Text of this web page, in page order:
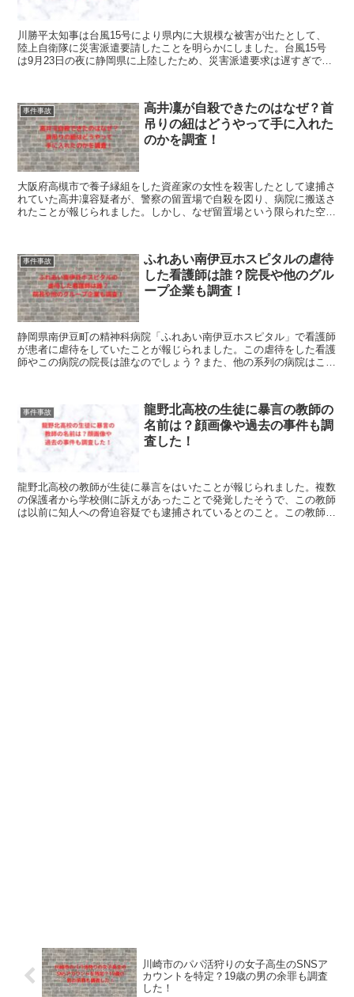
川勝平太知事は台風15号により県内に大規模な被害が出たとして、
陸上自衛隊に災害派遣要請したことを明らかにしました。台風15号
は9月23日の夜に静岡県に上陸したため、災害派遣要求は遅すぎでは
事件事故
高井凜が自殺できたのはなぜ？首
吊りの紐はどうやって手に入れた
のかを調査！
大阪府高槻市で養子縁組をした資産家の女性を殺害したとして逮捕さ
れていた高井凜容疑者が、警察の留置場で自殺を図り、病院に搬送さ
れたことが報じられました。しかし、なぜ留置場という限られた空間
事件事故
ふれあい南伊豆ホスピタルの虐待
した看護師は誰？院長や他のグル
ープ企業も調査！
静岡県南伊豆町の精神科病院「ふれあい南伊豆ホスピタル」で看護師
が患者に虐待をしていたことが報じられました。この虐待をした看護
師やこの病院の院長は誰なのでしょう？また、他の系列の病院はこの
事件事故
龍野北高校の生徒に暴言の教師の
名前は？顔画像や過去の事件も調
査した！
龍野北高校の教師が生徒に暴言をはいたことが報じられました。複数
の保護者から学校側に訴えがあったことで発覚したそうで、この教師
は以前に知人への脅迫容疑でも逮捕されているとのこと。この教師の
川崎市のパパ活狩りの女子高生のSNSア
カウントを特定？19歳の男の余罪も調査
した！